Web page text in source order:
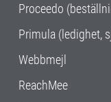
Proceedo
Primula (ledighet,
Webbmejl
ReachMee